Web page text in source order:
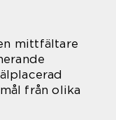
mittfältare
från olika